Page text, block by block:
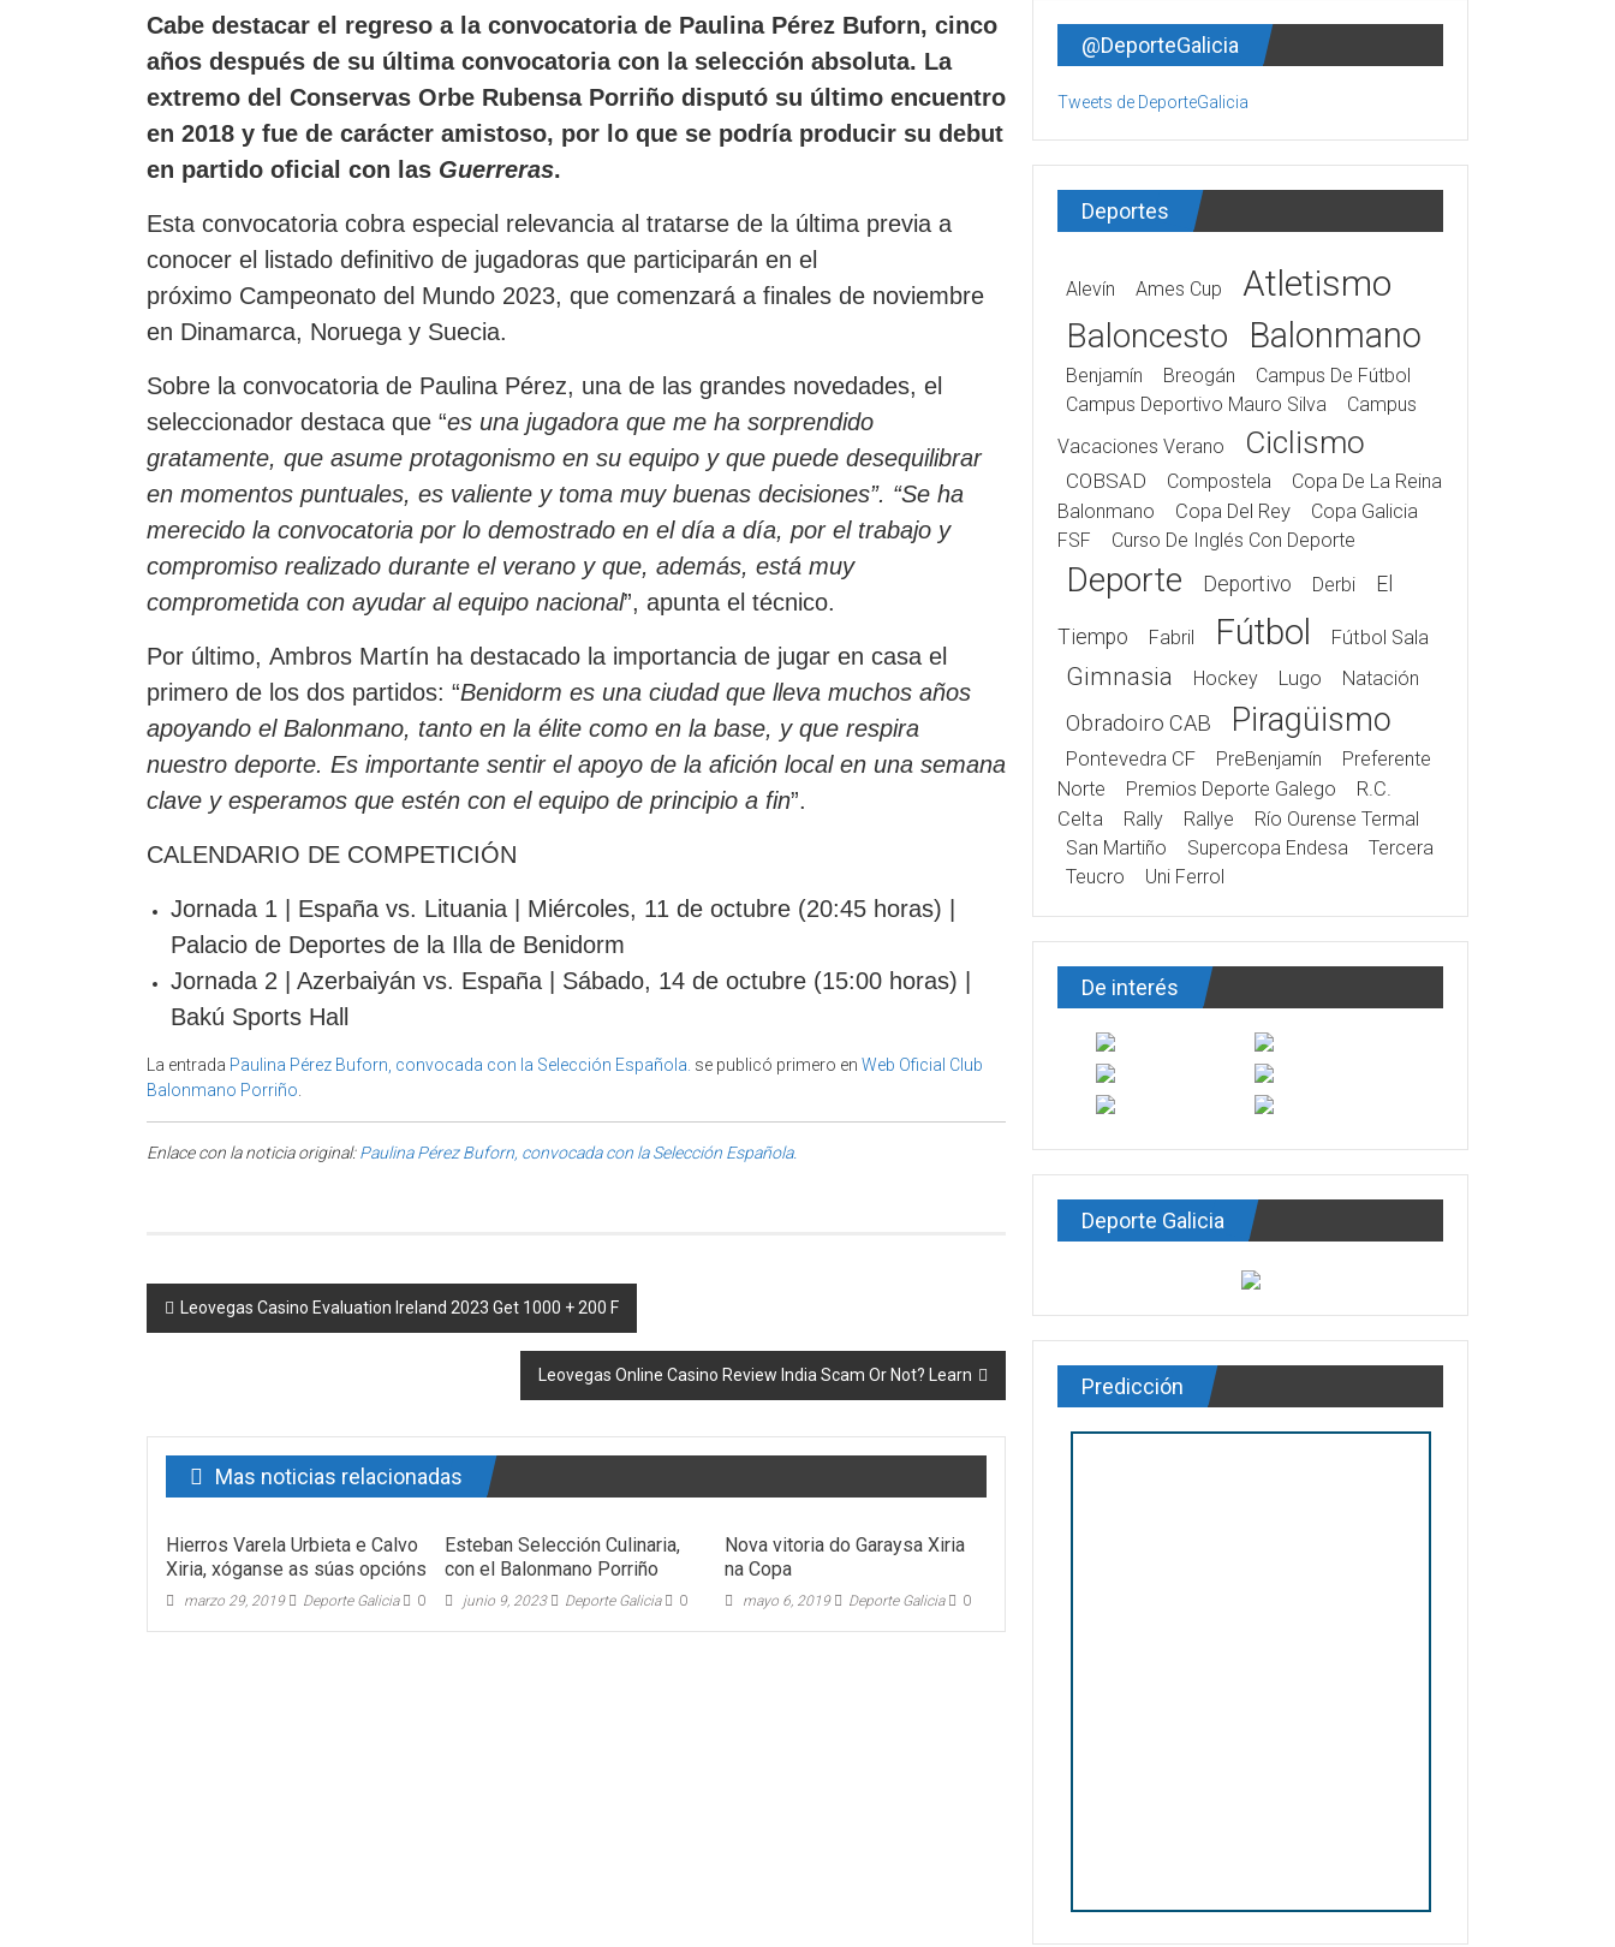
Cabe destacar el regreso a la convocatoria de Paulina Pérez Buforn, cinco
años después de su última convocatoria con la selección absoluta. La
extremo del Conservas Orbe Rubensa Porriño disputó su último encuentro
en 2018 y fue de carácter amistoso, por lo que se podría producir su debut
en partido oficial con las Guerreras.
Esta convocatoria cobra especial relevancia al tratarse de la última previa a
conocer el listado definitivo de jugadoras que participarán en el
próximo Campeonato del Mundo 2023, que comenzará a finales de noviembre
en Dinamarca, Noruega y Suecia.
Sobre la convocatoria de Paulina Pérez, una de las grandes novedades, el
seleccionador destaca que “es una jugadora que me ha sorprendido
gratamente, que asume protagonismo en su equipo y que puede desequilibrar
en momentos puntuales, es valiente y toma muy buenas decisiones”. “Se ha
merecido la convocatoria por lo demostrado en el día a día, por el trabajo y
compromiso realizado durante el verano y que, además, está muy
comprometida con ayudar al equipo nacional”, apunta el técnico.
Por último, Ambros Martín ha destacado la importancia de jugar en casa el
primero de los dos partidos: “Benidorm es una ciudad que lleva muchos años
apoyando el Balonmano, tanto en la élite como en la base, y que respira
nuestro deporte. Es importante sentir el apoyo de la afición local en una semana
clave y esperamos que estén con el equipo de principio a fin”.
CALENDARIO DE COMPETICIÓN
Jornada 1 | España vs. Lituania | Miércoles, 11 de octubre (20:45 horas) |
Palacio de Deportes de la Illa de Benidorm
Jornada 2 | Azerbaiyán vs. España | Sábado, 14 de octubre (15:00 horas) |
Bakú Sports Hall
La entrada Paulina Pérez Buforn, convocada con la Selección Española. se publicó primero en Web Oficial Club
Balonmano Porriño
Enlace con la noticia original:Paulina Pérez Buforn, convocada con la Selección Española.
Post navigation
Leovegas Casino Evaluation Ireland 2023 Get 1000 + 200 F
Leovegas Online Casino Review India Scam Or Not? Learn
Mas noticias relacionadas
Hierros Varela Urbieta e Calvo
Xiria, xóganse as súas opcións
marzo 29, 2019 Deporte Galicia 0
Esteban Selección Culinaria,
con el Balonmano Porriño
junio 9, 2023 Deporte Galicia 0
Nova vitoria do Garaysa Xiria
na Copa
mayo 6, 2019 Deporte Galicia 0
@DeporteGalicia
Tweets de DeporteGalicia
Deportes
Alevín Ames Cup Atletismo
Baloncesto Balonmano
Benjamín Breogán
Campus De Fútbol
Campus Deportivo Mauro Silva
Campus
Vacaciones Verano
Ciclismo
COBSAD Compostela
Copa De La Reina
Balonmano
Copa Del Rey
Copa Galicia
FSF
Curso De Inglés Con Deporte
Deporte Deportivo Derbi El
Tiempo Fabril Fútbol Fútbol Sala
Gimnasia Hockey Lugo Natación
Obradoiro CAB Piragüismo
Pontevedra CF PreBenjamín
Preferente
Norte
Premios Deporte Galego
R.C.
Celta
Rally Rallye
Río Ourense Termal
San Martiño
Supercopa Endesa
Tercera
Teucro
Uni Ferrol
De interés
Deporte Galicia
Predicción